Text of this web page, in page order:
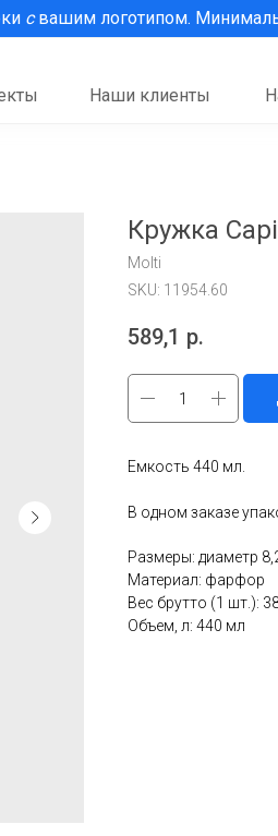
Наши клиенты
свашим логотипом.
Кружка
Molti
SKU: 11954.60
589,1 р.
Емкость 440 мл.
В одном заказе
Размеры: диаметр
Материал: фарфор
Вес брутто (1 шт.):
Объем, л: 440 мл